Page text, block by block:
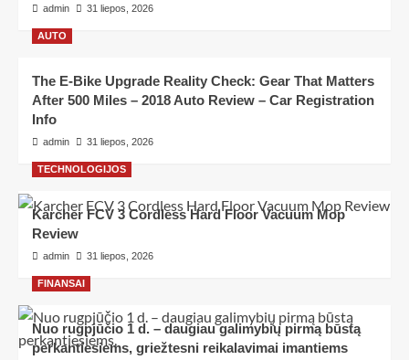
admin 31 liepos, 2026
AUTO
The E-Bike Upgrade Reality Check: Gear That Matters
After 500 Miles – 2018 Auto Review – Car Registration
Info
admin 31 liepos, 2026
TECHNOLOGIJOS
Karcher FCV 3 Cordless Hard Floor Vacuum Mop
Review
admin 31 liepos, 2026
FINANSAI
Nuo rugpjūčio 1 d. – daugiau galimybių pirmą būstą
perkantiesiems, griežtesni reikalavimai imantiems